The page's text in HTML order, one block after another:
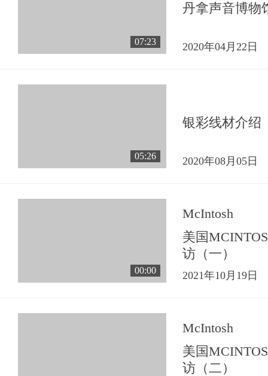
07:23
丹拿声音博物
2020年04月22日
05:26
银彩线材介绍
2020年08月05日
00:00
McIntosh
美国
访（一）
2021年10月19日
McIntosh
美国
访（二）